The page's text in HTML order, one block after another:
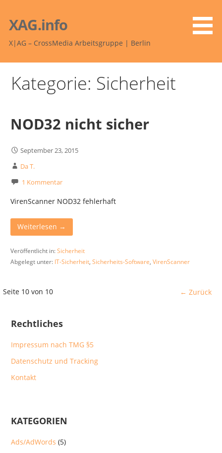
Inhalt
springen
XAG.info
X|AG – CrossMedia Arbeitsgruppe | Berlin
Kategorie: Sicherheit
NOD32 nicht sicher
September 23, 2015
Da T.
1 Kommentar
VirenScanner NOD32 fehlerhaft
Weiterlesen →
Veröffentlicht in:Sicherheit
Abgelegt unter: IT-Sicherheit, Sicherheits-Software, VirenScanner
Beitrag
Seite 10 von 10 ← Zurück
Rechtliches
Impressum nach TMG §5
Datenschutz und Tracking
Kontakt
KATEGORIEN
Ads/AdWords (5)